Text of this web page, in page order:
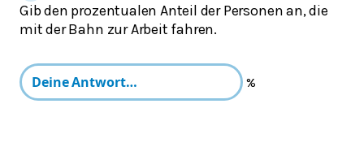
Gib den prozentualen Anteil der Personen an, die
mit der Bahn zur Arbeit fahren.
%